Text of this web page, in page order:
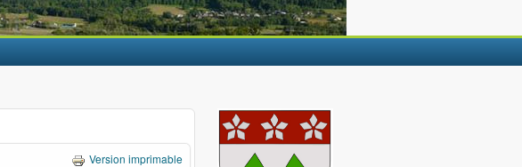
Version imprimable